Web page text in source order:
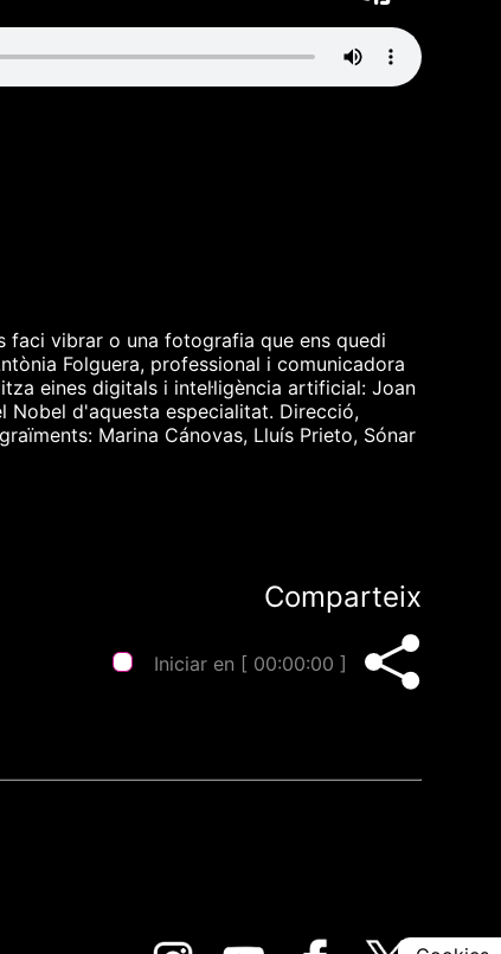
faci vibrar o una fotografia que ens quedi
Folguera, professional i comunicadora
eines digitals i intel·ligència artificial: Joan
Nobel d'aquesta especialitat. Direcció,
Marina Cánovas, Lluís Prieto, Sónar
Comparteix
Iniciar en [ 00:00:00 ]